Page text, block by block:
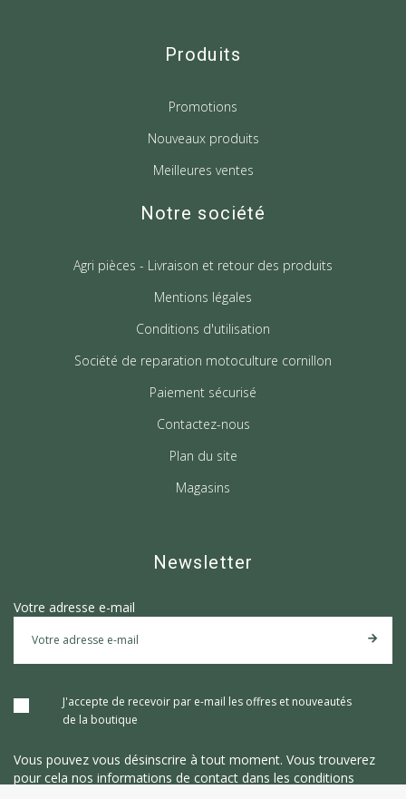
Produits
Promotions
Nouveaux produits
Meilleures ventes
Notre société
Agri pièces - Livraison et retour des produits
Mentions légales
Conditions d'utilisation
Société de reparation motoculture cornillon
Paiement sécurisé
Contactez-nous
Plan du site
Magasins
Newsletter
Votre adresse e-mail
J'accepte de recevoir par e-mail les offres et nouveautés
de la boutique
Vous pouvez vous désinscrire à tout moment. Vous trouverez
pour cela nos informations de contact dans les conditions